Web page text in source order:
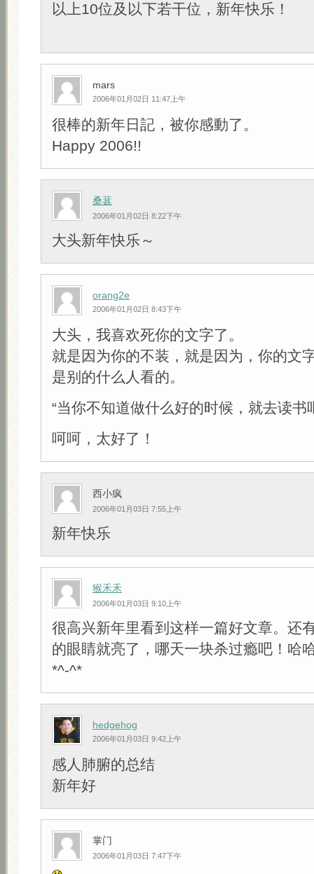
以上10位及以下若干位，新年快乐！
mars
2006年01月02日 11:47上午
很棒的新年日記，被你感動了。
Happy 2006!!
桑葚
2006年01月02日 8:22下午
大头新年快乐～
orang2e
2006年01月02日 8:43下午
大头，我喜欢死你的文字了。
就是因为你的不装，就是因为，你的文
是别的什么人看的。
“当你不知道做什么好的时候，就去读书
呵呵，太好了！
西小疯
2006年01月03日 7:55上午
新年快乐
猴禾禾
2006年01月03日 9:10上午
很高兴新年里看到这样一篇好文章。还
的眼睛就亮了，哪天一块杀过瘾吧！哈
*^-^*
hedgehog
2006年01月03日 9:42上午
感人肺腑的总结
新年好
掌门
2006年01月03日 7:47下午